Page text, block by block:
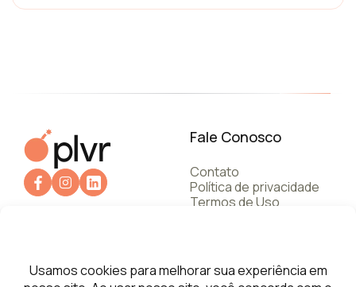
Fale Conosco
Contato
Política de privacidade
Termos de Uso